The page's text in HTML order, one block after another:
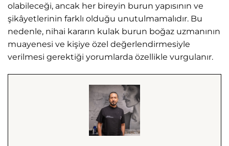
olabileceği, ancak her bireyin burun yapısının ve
şikâyetlerinin farklı olduğu unutulmamalıdır. Bu
nedenle, nihai kararın kulak burun boğaz uzmanının
muayenesi ve kişiye özel değerlendirmesiyle
verilmesi gerektiği yorumlarda özellikle vurgulanır.